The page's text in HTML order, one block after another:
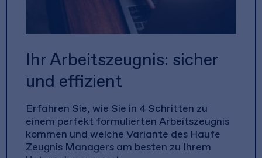
Ihr Arbeitszeugnis: sicher
und effizient
Erfahren Sie, wie Sie in 4 Schritten zu
einem perfekt formulierten Arbeitszeugnis
kommen und welche Variante des Haufe
Zeugnis Managers am besten zu Ihrem